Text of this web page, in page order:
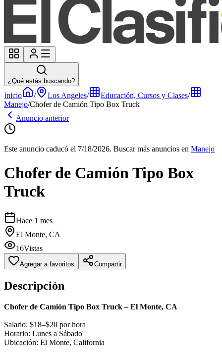
¿Qué estás buscando?
Inicio / Los Angeles/ Educación, Cursos y Clases/
Manejo/Chofer de Camión Tipo Box Truck
Anuncio anterior
Este anuncio caducó el 7/18/2026. Buscar más anuncios en Manejo
Chofer de Camión Tipo Box
Truck
Hace 1 mes
El Monte, CA
16Vistas
Agregar a favoritos Compartir
Descripción
Chofer de Camión Tipo Box Truck – El Monte, CA
Salario: $18–$20 por hora
Horario: Lunes a Sábado
Ubicación: El Monte, California